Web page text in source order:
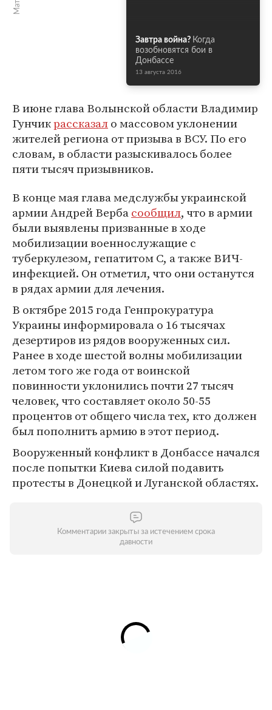
Завтра война? Когда
возобновятся бои в
Донбассе
13 августа 2016
В июне глава Волынской области Владимир
Гунчикрассказало массовом уклонении
жителей региона от призыва в ВСУ. По его
словам, в области разыскивалось более
пяти тысяч призывников.
В конце мая глава медслужбы украинской
армии Андрей Вербасообщил, что в армии
были выявлены призванные в ходе
мобилизации военнослужащие с
туберкулезом, гепатитом С, а также ВИЧ-
инфекцией. Он отметил, что они останутся
в рядах армии для лечения.
В октябре 2015 года Генпрокуратура
Украины информировала о 16 тысячах
дезертиров из рядов вооруженных сил.
Ранее в ходе шестой волны мобилизации
летом того же года от воинской
повинности уклонились почти 27 тысяч
человек, что составляет около 50-55
процентов от общего числа тех, кто должен
был пополнить армию в этот период.
Вооруженный конфликт в Донбассе начался
после попытки Киева силой подавить
протесты в Донецкой и Луганской областях.
Комментарии закрыты за истечением срока
давности